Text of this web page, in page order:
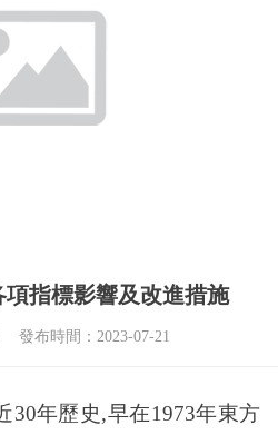
指標影響及改進措施
發布時間：2023-07-21
30年歷史,早在1973年東方